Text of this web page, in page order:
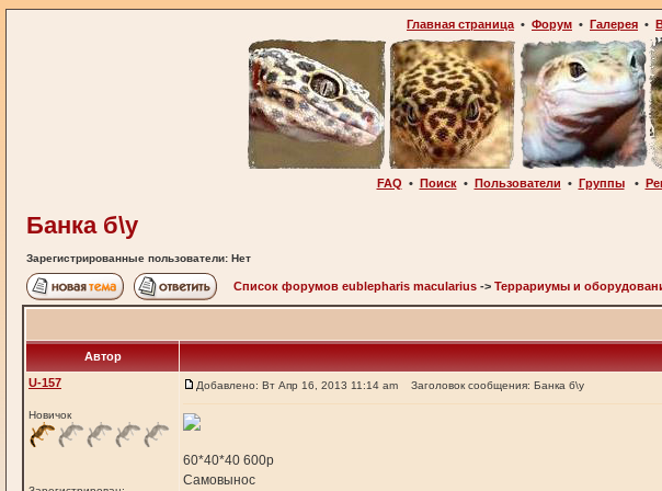
Главная страница • Форум • Галерея •
FAQ • Поиск• Пользователи • Группы•
Банка б\у
Зарегистрированные пользователи: Нет
Список форумов eublepharis macularius -> Террариумы и
Автор
U-157
Новичок
Добавлено: Вт Апр 16, 2013 11:14 am Заголовок сообщения: Банка б\у
60*40*40 600р
Самовынос